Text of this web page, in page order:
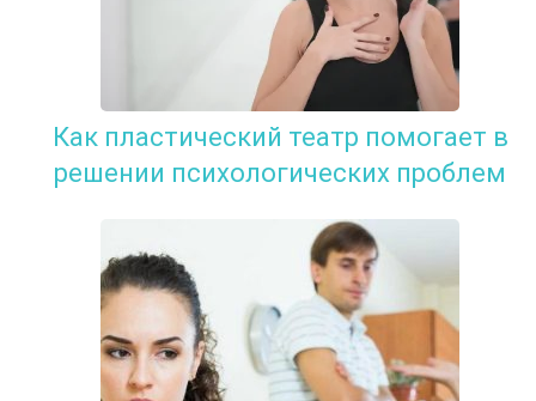
Как пластический театр помогает в
решении психологических проблем